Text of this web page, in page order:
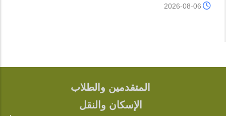
2026-08-06
FOOTER
المتقدمين والطلاب
الإسكان والنقل